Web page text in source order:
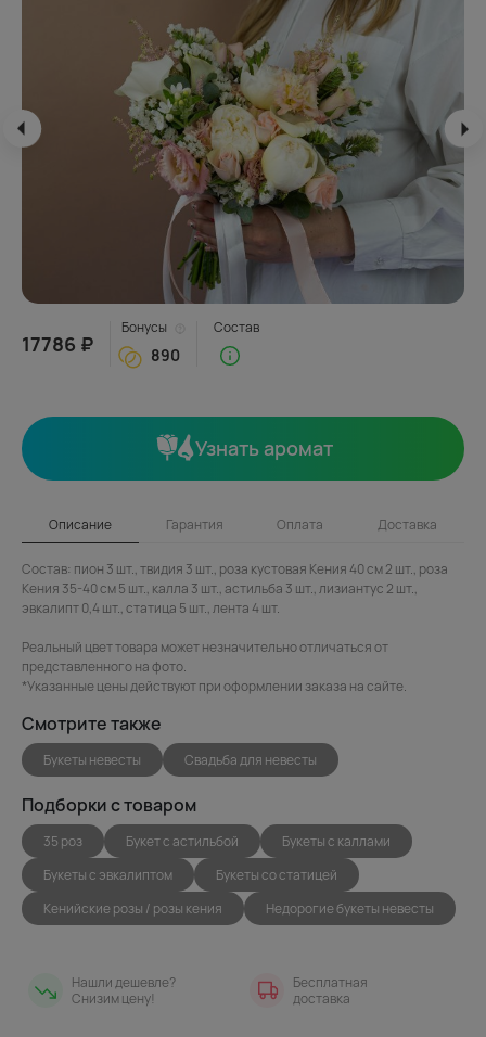
17786 ₽
Бонусы
890
Состав
Узнать аромат
Описание Гарантия Оплата Доставка
Состав: пион 3 шт., твидия 3 шт., роза кустовая Кения 40 см 2 шт., роза
Кения 35-40 см 5 шт., калла 3 шт., астильба 3 шт., лизиантус 2 шт.,
эвкалипт 0,4 шт., статица 5 шт., лента 4 шт.
Реальный цвет товара может незначительно отличаться от
представленного на фото.
*Указанные цены действуют при оформлении заказа на сайте.
Смотрите также
Букеты невесты Свадьба для невесты
Подборки с товаром
35 роз Букет с астильбой
Букеты с каллами
Букеты с эвкалиптом
Букеты со статицей
Кенийские розы / розы кения
Недорогие букеты невесты
Нашли дешевле?
Снизим цену!
Бесплатная
доставка